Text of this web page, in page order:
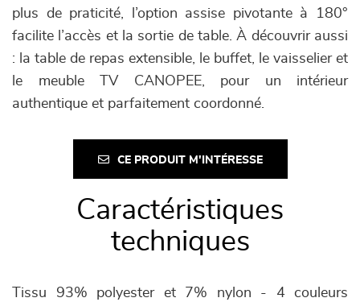
plus de praticité, l’option assise pivotante à 180°
facilite l’accès et la sortie de table. À découvrir aussi
: la table de repas extensible, le buffet, le vaisselier et
le meuble TV CANOPEE, pour un intérieur
authentique et parfaitement coordonné.
CE PRODUIT M'INTÉRESSE
Caractéristiques
techniques
Tissu 93% polyester et 7% nylon - 4 couleurs